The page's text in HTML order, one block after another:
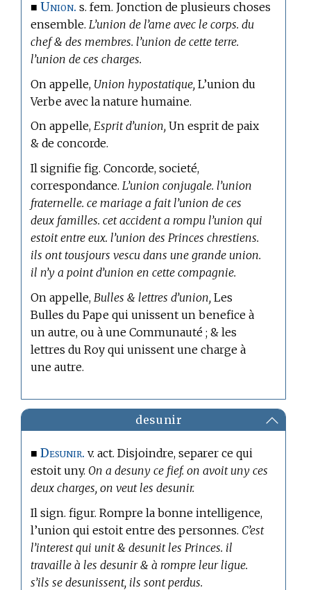
■Union. s. fem. Jonction de plusieurs choses
ensemble.L’union de l’ame avec le corps. du
chef & des membres. l’union de cette terre.
l’union de ces charges.
On appelle, Union hypostatique, L’union du
Verbe avec la nature humaine.
On appelle,Esprit d’union, Un esprit de paix
& de concorde.
Il signifie fig. Concorde, societé,
correspondance.L’union conjugale. l’union
fraternelle. ce mariage a fait l’union de ces
deux familles. cet accident a rompu l’union qui
estoit entre eux. l’union des Princes chrestiens.
ils ont tousjours vescu dans une grande union.
il n’y a point d’union en cette compagnie.
On appelle, Bulles & lettres d’union, Les
Bulles du Pape qui unissent un benefice à
un autre, ou à une Communauté ; & les
lettres du Roy qui unissent une charge à
une autre.
desunir
■Desunir. v. act. Disjoindre, separer ce qui
estoit uny. On a desuny ce fief. on avoit uny ces
deux charges, on veut les desunir.
Il sign. figur. Rompre la bonne intelligence,
l’union qui estoit entre des personnes. C’est
l’interest qui unit & desunit les Princes. il
travaille à les desunir & à rompre leur ligue.
s’ils se desunissent, ils sont perdus.